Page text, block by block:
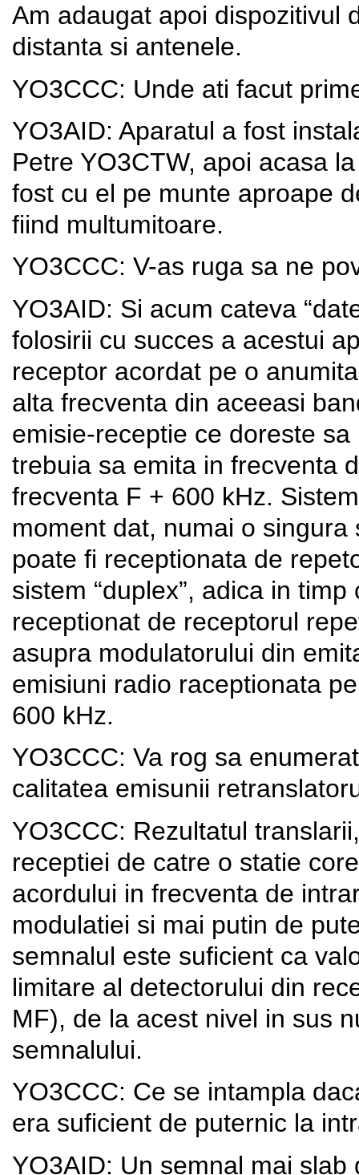
Am adaugat apoi dispozitivul
distanta si antenele.
YO3CCC: Unde ati facut
YO3AID: Aparatul a fost
Petre YO3CTW, apoi acasa
fost cu el pe munte aproape
fiind multumitoare.
YO3CCC: V-as ruga sa ne
YO3AID: Si acum cateva
folosirii cu succes a acestui
receptor acordat pe o
alta frecventa din aceeasi
emisie-receptie ce doreste
trebuia sa emita in frecventa
frecventa F + 600 kHz.
moment dat, numai o
poate fi receptionata de
sistem “duplex”, adica in
receptionat de receptorul
asupra modulatorului din
emisiuni radio raceptionata
600 kHz.
YO3CCC: Va rog sa
calitatea emisunii
YO3CCC: Rezultatul
receptiei de catre o statie
acordului in frecventa de
modulatiei si mai putin de
semnalul este suficient ca
limitare al detectorului din
MF), de la acest nivel in sus
semnalului.
YO3CCC: Ce se intampla
era suficient de puternic la
YO3AID: Un semnal mai